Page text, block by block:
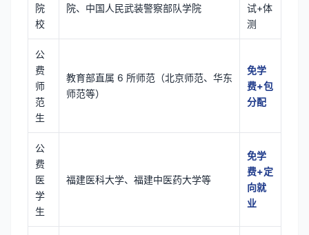
院
校
院、中国人民武装警察部队学院
试+体
测
公
费
师
范
生
教育部直属 6 所师范（北京师范、华东
师范等）
免学
费+包
分配
公
费
医
学
生
福建医科大学、福建中医药大学等
免学
费+定
向就
业